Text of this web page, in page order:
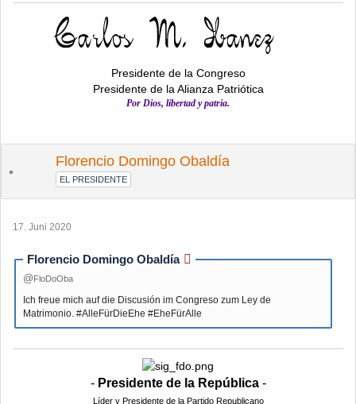
Presidente de la Congreso
Presidente de la Alianza Patriótica
Por Dios, libertad y patria.
Florencio Domingo Obaldía
EL PRESIDENTE
17. Juni 2020
Florencio Domingo Obaldía
FloDoOba
Ich freue mich auf die Discusión im Congreso zum Ley de
Matrimonio. #AlleFürDieEhe #EheFürAlle
- Presidente de la República-
Líder y Presidente de la Partido Republicano